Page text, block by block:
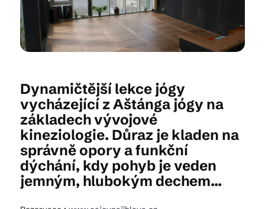
Kam vyrazit
© 2026 Brána Jihlavy
Dynamičtější lekce jógy
vycházející z Aštánga jógy na
základech vývojové
kineziologie. Důraz je kladen na
správně opory a funkční
dýchání, kdy pohyb je veden
jemným, hlubokým dechem...